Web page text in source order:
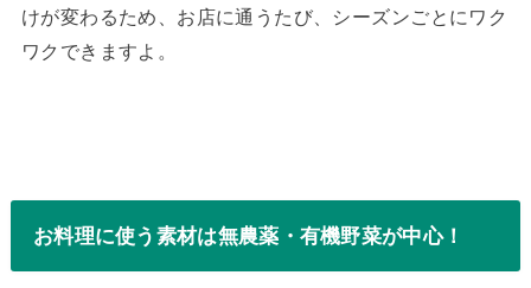
けが変わるため、お店に通うたび、シーズンごとにワク
ワクできますよ。
お料理に使う素材は無農薬・有機野菜が中心！